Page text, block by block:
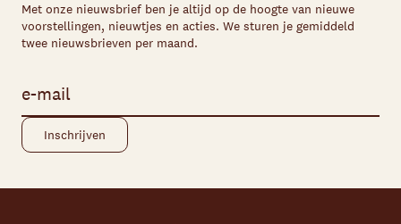
Met onze nieuwsbrief ben je altijd op de hoogte van nieuwe
voorstellingen, nieuwtjes en acties. We sturen je gemiddeld
twee nieuwsbrieven per maand.